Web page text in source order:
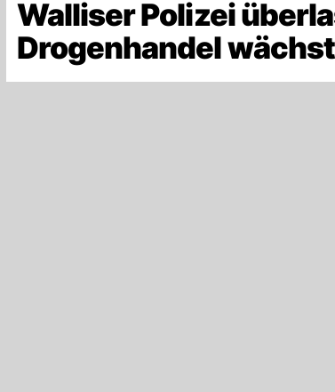
Walliser Polizei
Drogenhandel wächst